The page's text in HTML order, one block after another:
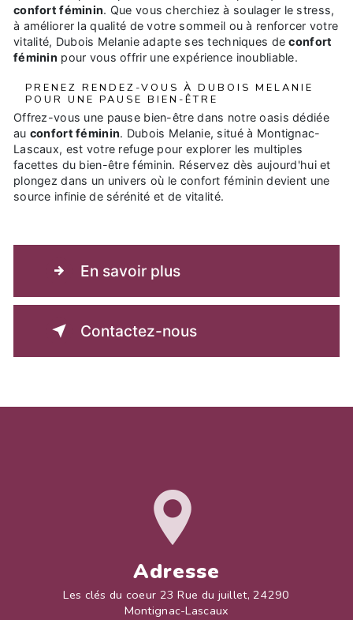
confort féminin. Que vous cherchiez à soulager le stress,
à améliorer la qualité de votre sommeil ou à renforcer votre
vitalité, Dubois Melanie adapte ses techniques deconfort
féminin pour vous offrir une expérience inoubliable.
PRENEZ RENDEZ-VOUS À DUBOIS MELANIE
POUR UNE PAUSE BIEN-ÊTRE
Offrez-vous une pause bien-être dans notre oasis dédiée
au confort féminin. Dubois Melanie, situé à Montignac-
Lascaux, est votre refuge pour explorer les multiples
facettes du bien-être féminin. Réservez dès aujourd'hui et
plongez dans un univers où le confort féminin devient une
source infinie de sérénité et de vitalité.
En savoir plus
Contactez-nous
Adresse
Les clés du coeur 23 Rue du juillet, 24290
Montignac-Lascaux